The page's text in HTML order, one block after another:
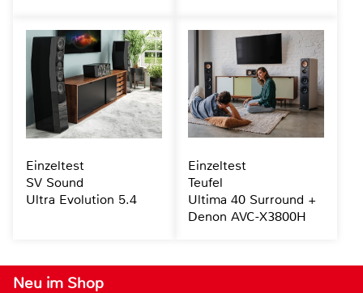
Neu im Shop
Einzeltest
SV Sound
Ultra Evolution 5.4
Einzeltest
Teufel
Ultima 40 Surround +
Denon AVC-X3800H